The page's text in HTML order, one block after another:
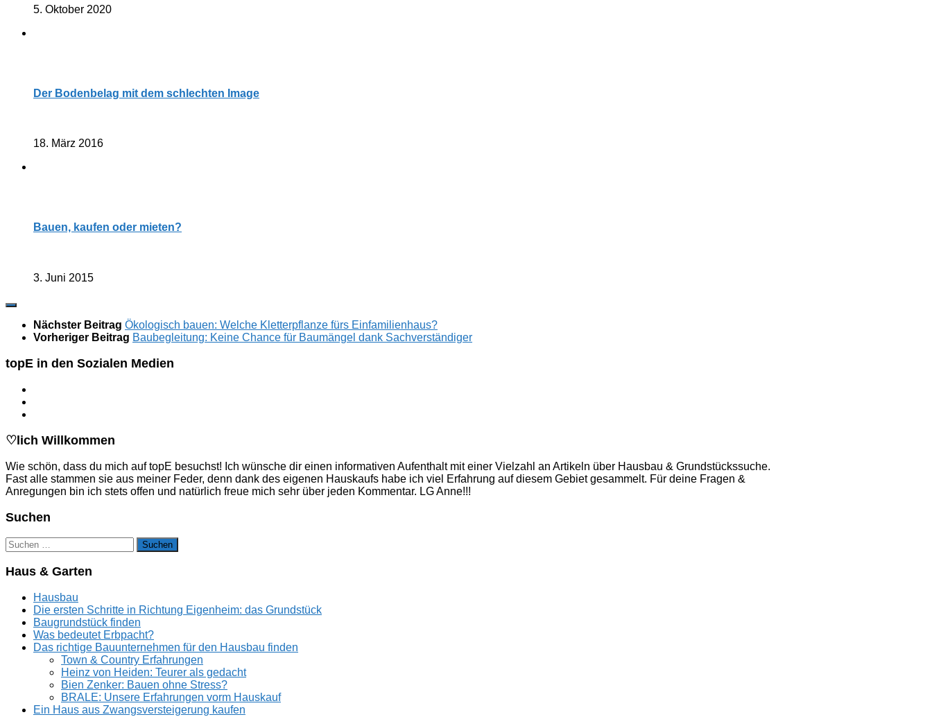
5. Oktober 2020
Der Bodenbelag mit dem schlechten Image
18. März 2016
Bauen, kaufen oder mieten?
3. Juni 2015
Nächster Beitrag Ökologisch bauen: Welche Kletterpflanze fürs Einfamilienhaus?
Vorheriger Beitrag Baubegleitung: Keine Chance für Baumängel dank Sachverständiger
topE in den Sozialen Medien
♡lich Willkommen
Wie schön, dass du mich auf topE besuchst! Ich wünsche dir einen informativen Aufenthalt mit einer Vielzahl an Artikeln über Hausbau & Grundstückssuche.
Fast alle stammen sie aus meiner Feder, denn dank des eigenen Hauskaufs habe ich viel Erfahrung auf diesem Gebiet gesammelt. Für deine Fragen &
Anregungen bin ich stets offen und natürlich freue mich sehr über jeden Kommentar. LG Anne!!!
Suchen
Suchen
nach:
Haus & Garten
Hausbau
Die ersten Schritte in Richtung Eigenheim: das Grundstück
Baugrundstück finden
Was bedeutet Erbpacht?
Das richtige Bauunternehmen für den Hausbau finden
Town & Country Erfahrungen
Heinz von Heiden: Teurer als gedacht
Bien Zenker: Bauen ohne Stress?
BRALE: Unsere Erfahrungen vorm Hauskauf
Ein Haus aus Zwangsversteigerung kaufen